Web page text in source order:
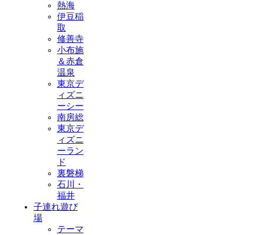
熱海
伊豆稲
取
修善寺
小布施
＆赤倉
温泉
東京デ
ィズニ
ーシー
南房総
東京デ
ィズニ
ーラン
ド
裏磐梯
石川・
福井
子連れ遊び
場
テーマ